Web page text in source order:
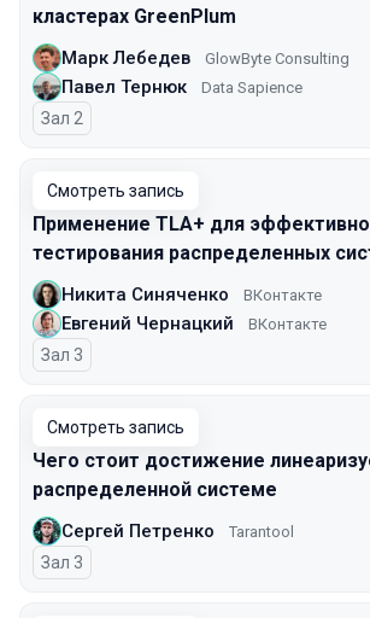
кластерах GreenPlum
Марк Лебедев GlowByte Consulting
Павел Тернюк Data Sapience
Зал 2
Смотреть запись
Применение TLA+ для
тестирования распределенных
Никита Синяченко ВКонтакте
Евгений Чернацкий ВКонтакте
Зал 3
Смотреть запись
Чего стоит достижение
распределенной системе
Сергей Петренко Tarantool
Зал 3